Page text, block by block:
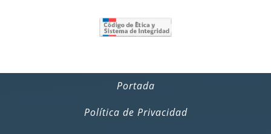
Portada
Política de Privacidad